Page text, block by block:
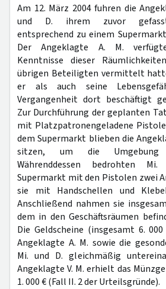
Am 12. März 2004 fuhren die
und D. ihrem zuvor
entsprechend zu einem
Der Angeklagte A. M.
Kenntnisse dieser
übrigen Beteiligten vermittelt
er als auch seine
Vergangenheit dort beschäftigt
Zur Durchführung der geplanten
mit Platzpatronengeladene
dem Supermarkt blieben die
sitzen, um die Umgebung
Währenddessen bedrohten
Supermarkt mit den Pistolen zwei
sie mit Handschellen und
Anschließend nahmen sie
dem in den Geschäftsräumen
Die Geldscheine (insgesamt 6.
Angeklagte A. M. sowie die
Mi. und D. gleichmäßig
Angeklagte V. M. erhielt das
1. 000 € (Fall II. 2 der Urteilsgründe).